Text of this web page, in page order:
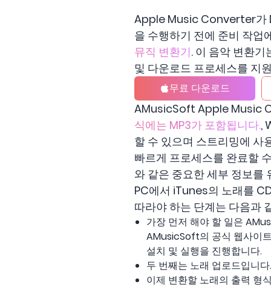
Apple Music Converter가
을 수행하기 전에 준비 작업
뮤직 변환기. 이 음악 변환기
및 다운로드 프로세스를 지
무료 다운로드
AMusicSoft Apple Music
식에는 MP3가 포함됩니다.,
할 수 있으며 스트리밍에 사
빠르게 프로세스를 완료할
와 같은 중요한 세부 정보를
PC에서 iTunes의 노래를
따라야 하는 단계는 다음과
가장 먼저 해야 할 일은
AMusicSoft의 공식 웹사이
설치 및 실행을 진행합니다.
두 번째는 노래 업로드입니
이제 변환할 노래의 출력 형